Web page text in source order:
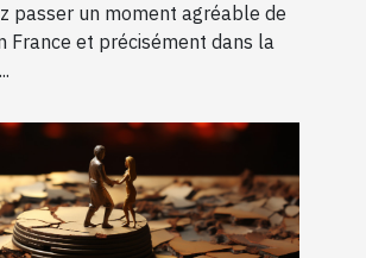
passer un moment agréable de
France et précisément dans la